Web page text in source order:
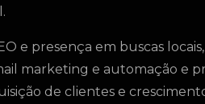
e presença em buscas
marketing e automação e
de clientes e